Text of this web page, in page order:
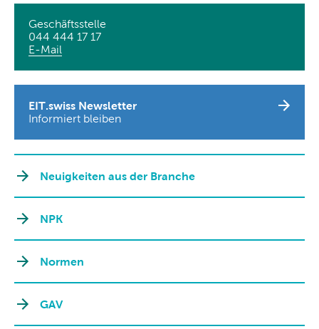
Geschäftsstelle
044 444 17 17
E-Mail
EIT.swiss Newsletter
Informiert bleiben
Neuigkeiten aus der Branche
NPK
Normen
GAV